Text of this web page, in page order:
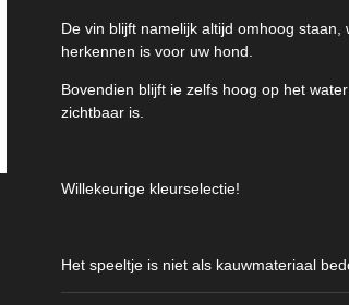
De vin blijft namelijk altijd omhoog
herkennen is voor uw hond.
Bovendien blijft ie zelfs hoog op het
zichtbaar is.
Willekeurige kleurselectie!
Het speeltje is niet als kauwmateriaal